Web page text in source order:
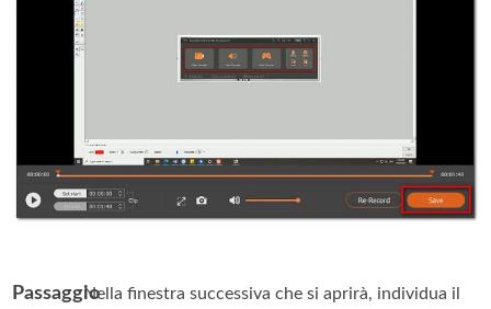
PassaggioNella finestra successiva che si aprirà, individua il